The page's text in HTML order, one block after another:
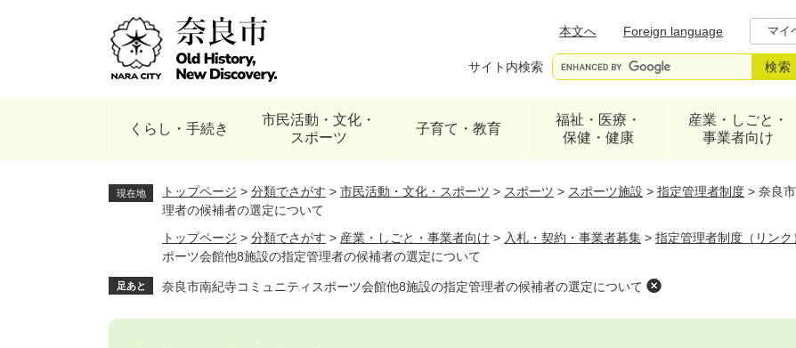
本文へ
Foreign language マイ
サイト内検索
くらし・手続き
市民活動・文化・
スポーツ
子育て・教育
福祉・医療・
保健・健康
産業・しごと・
事業者向け
現在地 トップページ > 分類でさがす > 市民活動・文化・スポーツ > スポーツ > スポーツ施設 > 指定管理者制度 > 奈良
理者の候補者の選定について
トップページ > 分類でさがす > 産業・しごと・事業者向け > 入札・契約・事業者募集 > 指定管理者制度（リンク
ポーツ会館他8施設の指定管理者の候補者の選定について
足あと 奈良市南紀寺コミュニティスポーツ会館他8施設の指定管理者の候補者の選定について